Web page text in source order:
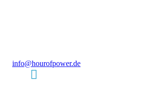
info@hourofpower.de